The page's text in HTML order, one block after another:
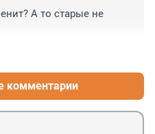
А то старые не
комментарии